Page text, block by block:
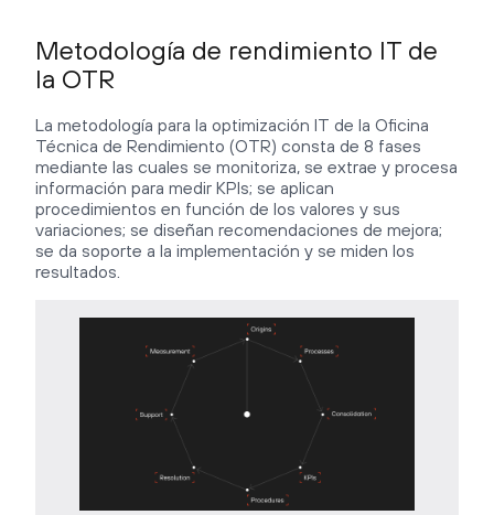
Metodología de rendimiento IT de
la OTR
La metodología para la optimización IT de la Oficina
Técnica de Rendimiento (OTR) consta de 8 fases
mediante las cuales se monitoriza, se extrae y procesa
información para medir KPIs; se aplican
procedimientos en función de los valores y sus
variaciones; se diseñan recomendaciones de mejora;
se da soporte a la implementación y se miden los
resultados.